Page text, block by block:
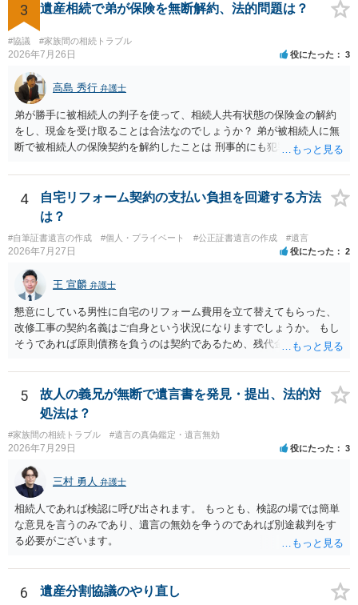
見積もりをとって）、一番安いところでやってもらうことに決めれ
ば、キューちゃんママさんの御希望をかなえることができるのではな
いでしょうか。 あるいは相続放棄であれば御自分でできなくもないと
は思います。その場合、かかるのは戸籍等の取得費用と印紙代だけと
なります。家庭裁判所のサイトから用紙を取得すると共に必要な書類
を確認し、印紙と共に家庭裁判所に提出して相続放棄申述受理通知書
を待つという流れになります。
3 遺産相続で弟が保険を無断解約、法的問題は？
#協議 #家族間の相続トラブル
2026年7月26日 役にたった 3
高島 秀行 弁護士
弟が勝手に被相続人の判子を使って、相続人共有状態の保険金の解約
をし、現金を受け取ることは合法なのでしょうか？ 弟が被相続人に無
断で被相続人の保険契約を解約したことは 刑事的にも犯罪となる可能
された書類のコピーを取得して、弁護士に面談で詳しい事情を話して
相談 されたら良いと思います。
4
自宅リフォーム契約の支払い負担を回避する方法
は？
#自筆証書遺言の作成 #個人・プライベート #公正証書遺言の作成 #遺言
2026年7月27日 役にたった 2
王 宣麟 弁護士
懇意にしている男性に自宅のリフォーム費用を立て替えてもらった、
改修工事の契約名義はご自身という状況になりますでしょうか。 もし
そうであれば原則債務を負うのは契約であるため、残代金を捻出して
ます。 入籍した場合でも、原則契約者が単独で全ての債務を負うこと
には変わりがありません。 なかなか対応に難しい案件であり、公開の
場でアドバイスを行うのも限界があるように思われますので、資料等
を持参のうえ個別に弁護士に相談されることをお勧めします。
5
故人の義兄が無断で遺言書を発見・提出、法的対
処法は？
#家族間の相続トラブル #遺言の真偽鑑定・遺言無効
2026年7月29日 役にたった 3
三村 勇人 弁護士
相続人であれば検認に呼び出されます。 もっとも、検認の場では簡単
な意見を言うのみであり、遺言の無効を争うのであれば別途裁判をす
る必要がございます。
6 遺産分割協議のやり直し